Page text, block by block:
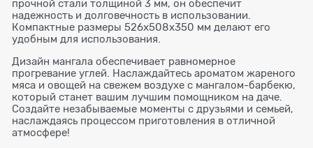
прочной стали толщиной 3 мм, он обеспечит
надежность и долговечность в использовании.
Компактные размеры 526х508х350 мм делают его
удобным для использования.
Дизайн мангала обеспечивает равномерное
прогревание углей. Наслаждайтесь ароматом жареного
мяса и овощей на свежем воздухе с мангалом-барбекю,
который станет вашим лучшим помощником на даче.
Создайте незабываемые моменты с друзьями и семьей,
наслаждаясь процессом приготовления в отличной
атмосфере!